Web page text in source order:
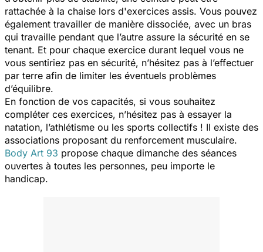
rattachée à la chaise lors d'exercices assis. Vous pouvez
également travailler de manière dissociée, avec un bras
qui travaille pendant que l’autre assure la sécurité en se
tenant. Et pour chaque exercice durant lequel vous ne
vous sentiriez pas en sécurité, n’hésitez pas à l’effectuer
par terre afin de limiter les éventuels problèmes
d’équilibre.
En fonction de vos capacités, si vous souhaitez
compléter ces exercices, n’hésitez pas à essayer la
natation, l’athlétisme ou les sports collectifs ! Il existe des
associations proposant du renforcement musculaire.
Body Art 93 propose chaque dimanche des séances
ouvertes à toutes les personnes, peu importe le
handicap.